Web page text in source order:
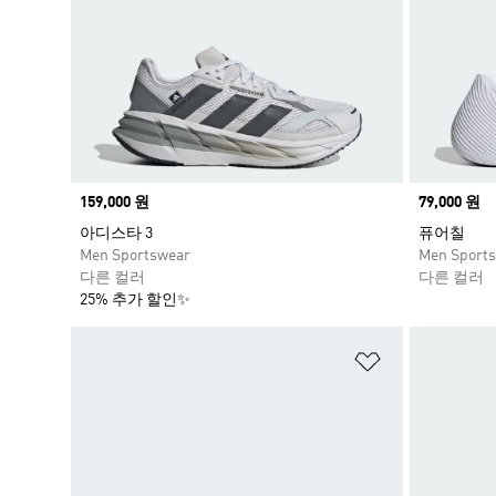
Price
159,000 원
아디스타 3
Men Sportswear
다른 컬러
25% 추가 할인✨
Price
79,000 원
퓨어칠
Men
다른 컬러